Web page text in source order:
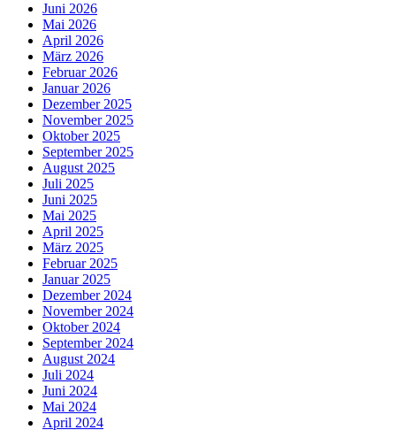
Juni 2026
Mai 2026
April 2026
März 2026
Februar 2026
Januar 2026
Dezember 2025
November 2025
Oktober 2025
September 2025
August 2025
Juli 2025
Juni 2025
Mai 2025
April 2025
März 2025
Februar 2025
Januar 2025
Dezember 2024
November 2024
Oktober 2024
September 2024
August 2024
Juli 2024
Juni 2024
Mai 2024
April 2024